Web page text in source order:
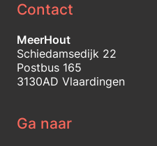
Contact
MeerHout
Schiedamsedijk 22
Postbus 165
3130AD Vlaardingen
Ga naar